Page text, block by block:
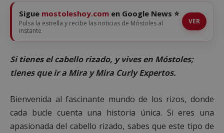
Sigue mostoleshoy.com en Google News ⭐
Pulsa la estrella y recibe las noticias de Móstoles al
instante
VER
Si tienes el cabello rizado, y vives en Móstoles;
tienes que ir a Mira y Mira Curly Expertos.
Bienvenida al fascinante mundo de los rizos, donde
cada bucle cuenta una historia única. Si eres una
apasionada del cabello rizado, sabes que este tipo de